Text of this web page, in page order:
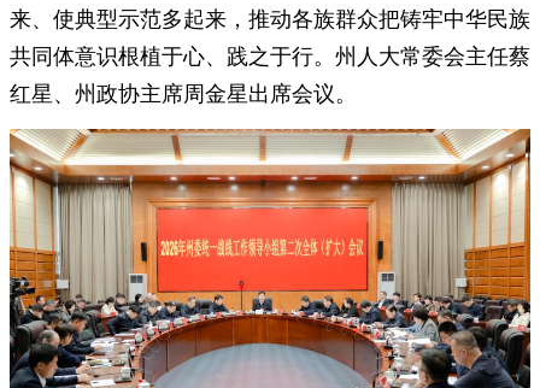
来、使典型示范多起来，推动各族群众把铸牢中华民族
共同体意识根植于心、践之于行。州人大常委会主任蔡
红星、州政协主席周金星出席会议。